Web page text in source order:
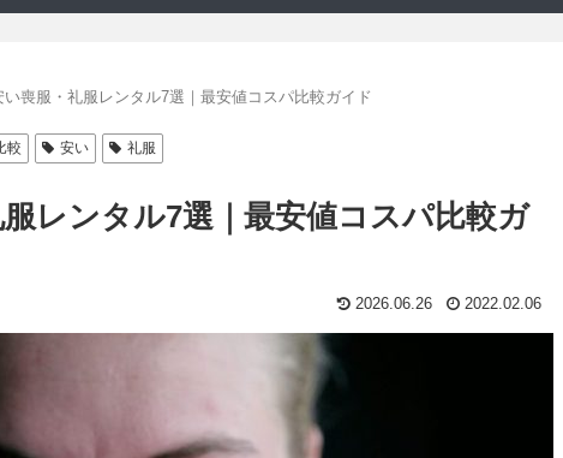
い喪服・礼服レンタル7選｜最安値コスパ比較ガイド
較 安い 礼服
服レンタル7選｜最安値コスパ比較ガ
2026.06.26 2022.02.06